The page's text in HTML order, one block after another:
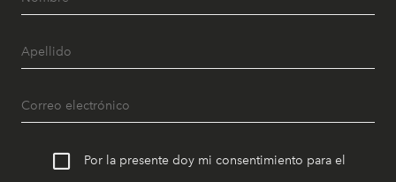
Por la presente doy mi consentimiento para el